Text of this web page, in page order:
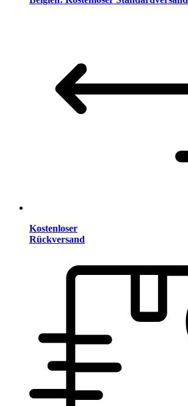
Kostenloser
Rückversand